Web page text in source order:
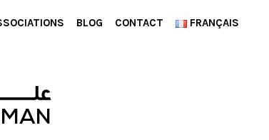
BLOG CONTACT FRANÇAIS